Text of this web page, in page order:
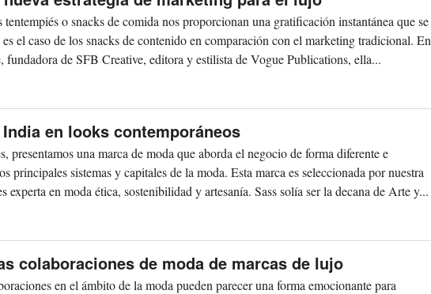
o snacks de comida nos proporcionan una gratificación instantánea que se
el caso de los snacks de contenido en comparación con el marketing tradicional. En
fundadora de SFB Creative, editora y estilista de Vogue Publications, ella...
en looks contemporáneos
presentamos una marca de moda que aborda el negocio de forma diferente e
principales sistemas y capitales de la moda. Esta marca es seleccionada por nuestra
experta en moda ética, sostenibilidad y artesanía. Sass solía ser la decana de Arte y...
colaboraciones de moda de marcas de lujo
en el ámbito de la moda pueden parecer una forma emocionante para